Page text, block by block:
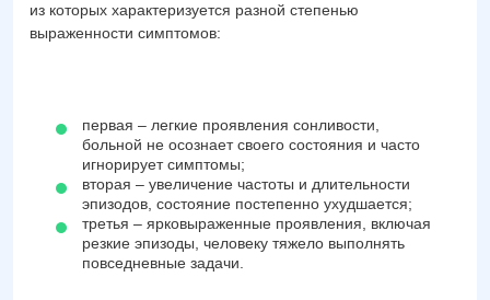
из которых характеризуется разной степенью
выраженности симптомов:
первая – легкие проявления сонливости,
больной не осознает своего состояния и часто
игнорирует симптомы;
вторая – увеличение частоты и длительности
эпизодов, состояние постепенно ухудшается;
третья – ярковыраженные проявления, включая
резкие эпизоды, человеку тяжело выполнять
повседневные задачи.